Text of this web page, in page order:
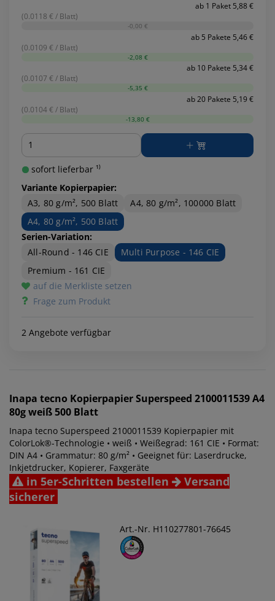
ab 1 Paket 5,88 €
(0.0118 € / Blatt)
-0,00 €
ab 5 Pakete 5,46 €
(0.0109 € / Blatt)
-2,08 €
ab 10 Pakete 5,34 €
(0.0107 € / Blatt)
-5,35 €
ab 20 Pakete 5,19 €
(0.0104 € / Blatt)
-13,80 €
Menge
sofort lieferbar ¹⁾
Variante Kopierpapier:
A3, 80 g/m², 500 Blatt
A4, 80 g/m², 100000 Blatt
A4, 80 g/m², 500 Blatt
Serien-Variation:
All-Round - 146 CIE
Multi Purpose - 146 CIE
Premium - 161 CIE
auf die Merkliste setzen
Frage zum Produkt
2 Angebote verfügbar
Inapa tecno Kopierpapier Superspeed 2100011539 A4
80g weiß 500 Blatt
Inapa tecno Superspeed 2100011539 Kopierpapier mit
ColorLok®-Technologie • weiß • Weißegrad: 161 CIE • Format:
DIN A4 • Grammatur: 80 g/m² • Geeignet für: Laserdrucke,
Inkjetdrucker, Kopierer, Faxgeräte
in 5er-Schritten bestellen
Versand
sicherer
Art.-Nr. H110277801-76645